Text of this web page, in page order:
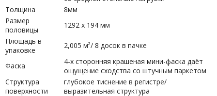
Толщина
8мм
Размер
половицы
1292 х 194 мм
Площадь в
упаковке
2,005 м²/ 8 досок в пачке
Фаска
4-х сторонняя крашеная мини-фаска даёт
ощущение сходства со штучным паркетом
Структура
поверхности
глубокое тиснение в регистре/
выразительная структура